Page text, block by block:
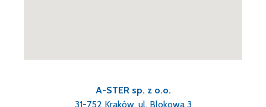
A-STER sp. z o.o.
31-752 Kraków, ul. Blokowa 3